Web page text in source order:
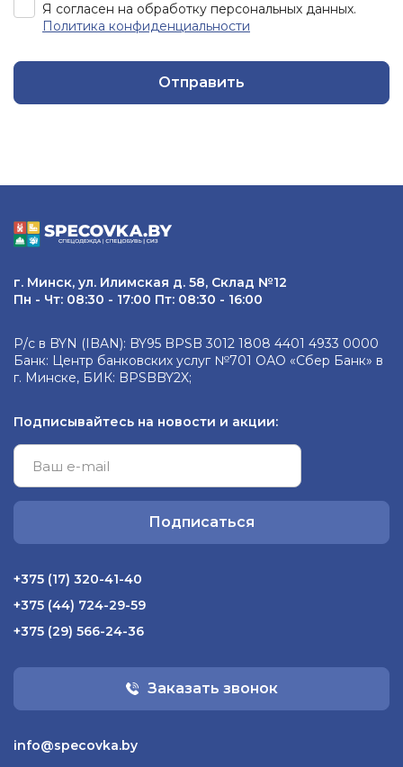
Я согласен на обработку персональных данных.
Политика конфиденциальности
Отправить
г. Минск, ул. Илимская д. 58, Склад №12
Пн - Чт: 08:30 - 17:00 Пт: 08:30 - 16:00
Р/с в BYN (IBAN): BY95 BPSB 3012 1808 4401 4933 0000
Банк: Центр банковских услуг №701 ОАО «Сбер Банк» в
г. Минске, БИК: BPSBBY2X;
Подписывайтесь на новости и акции:
Подписаться
+375 (17) 320-41-40
+375 (44) 724-29-59
+375 (29) 566-24-36
Заказать звонок
info@specovka.by